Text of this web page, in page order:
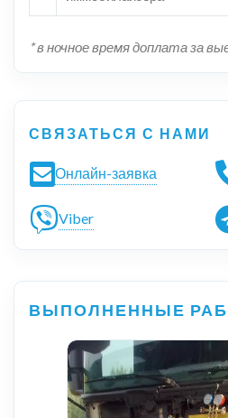
* в ночное время доплата за
СВЯЗАТЬСЯ С НАМИ
Онлайн-заявка
Viber
ВЫПОЛНЕННЫЕ